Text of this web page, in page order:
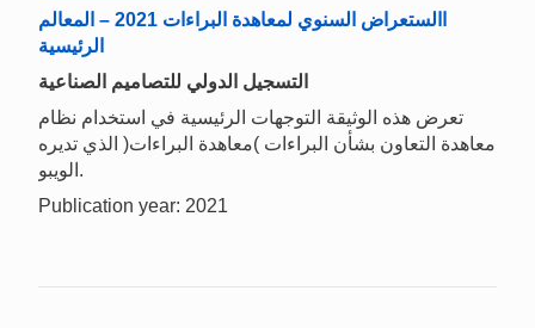
االستعراض السنوي لمعاهدة البراءات 2021 – المعالم
الرئيسية
التسجيل الدولي للتصاميم الصناعية
تعرض هذه الوثيقة التوجهات الرئيسية في استخدام نظام
معاهدة التعاون بشأن البراءات )معاهدة البراءات( الذي تديره
الويبو.
Publication year: 2021